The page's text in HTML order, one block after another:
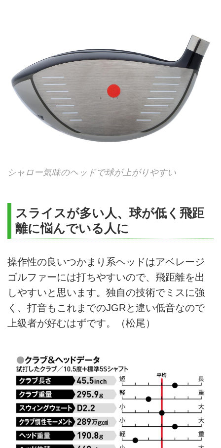
シャロー気味のヘッドで球が上がりやすい
スライスが多い人、球が低く飛距
離に悩んでいる人に
操作性の良いつかまり系ヘッドはアベレージ
ゴルファーには打ちやすいので、飛距離を出
しやすいと思います。独自の技術でミスに強
く、打音もこれまでのJGRと違い低音なので
上級者が好むはずです。（松尾）